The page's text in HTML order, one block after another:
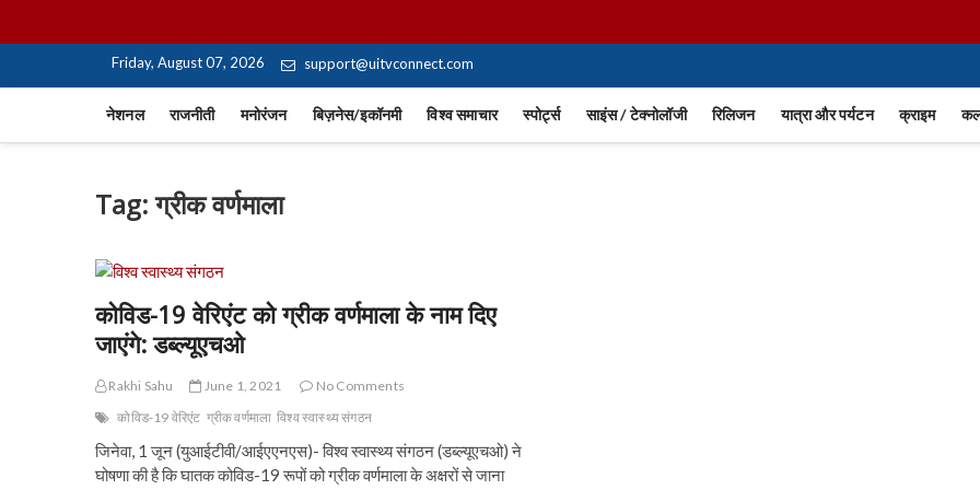
UiTV Hindi News
Friday, August 07, 2026 support@uitvconnect.com
नेशनल राजनीती मनोरंजन बिज़नेस/इकॉनमी विश्व समाचार स्पोर्ट्स साइंस / टेक्नोलॉजी रिलिजन यात्रा और पर्यटन क्राइम
Tag:ग्रीक वर्णमाला
कोविड-19 वेरिएंट को ग्रीक वर्णमाला के नाम दिए
जाएंगे: डब्ल्यूएचओ
Rakhi Sahu June 1, 2021
No Comments
कोविड-19 वेरिएंट ग्रीक वर्णमाला विश्व स्वास्थ्य संगठन
जिनेवा, 1 जून (युआईटीवी/आईएएनएस)- विश्व स्वास्थ्य संगठन (डब्ल्यूएचओ) ने
घोषणा की है कि घातक कोविड-19 रूपों को ग्रीक वर्णमाला के अक्षरों से जाना